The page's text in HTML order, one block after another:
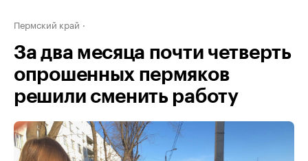
Пермский край
За два месяца почти четверть
опрошенных пермяков
решили сменить работу